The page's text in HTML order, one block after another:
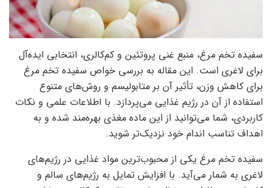
سفیده تخم مرغ، منبع غنی پروتئین و کم‌کالری، انتخابی ایده‌آل
برای لاغری است. این مقاله به بررسی خواص سفیده تخم مرغ
برای کاهش وزن، تأثیر آن بر متابولیسم و روش‌های متنوع
استفاده از آن در رژیم غذایی می‌پردازد. با اطلاعات علمی و نکات
کاربردی، شما می‌توانید از این ماده مغذی بهره‌مند شده و به
اهداف تناسب اندام خود نزدیک‌تر شوید.
سفیده تخم مرغ یکی از محبوب‌ترین مواد غذایی در رژیم‌های
لاغری به شمار می‌آید. با افزایش تمایل به رژیم‌های سالم و